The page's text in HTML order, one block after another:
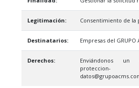
Legitimación: Consentimiento de la
Destinatarios: Empresas del GRUPO
Derechos:
Enviándonos
proteccion-